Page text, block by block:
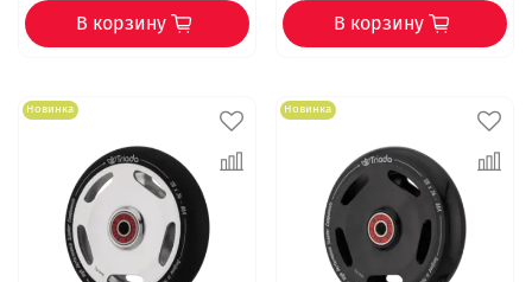
В корзину В корзину
Новинка Новинка